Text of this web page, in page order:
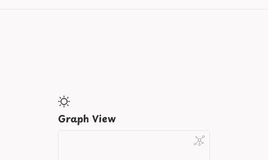
Graph View